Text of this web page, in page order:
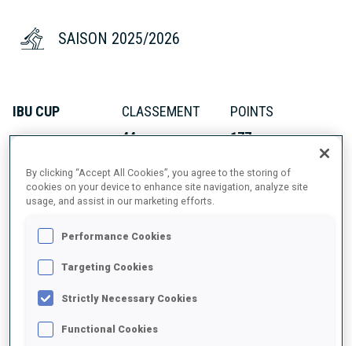
SAISON 2025/2026
IBU CUP
CLASSEMENT
44
POINTS
177
À PROPOS
DATE DE NAISSANCE
24 AVR. 1998
By clicking “Accept All Cookies”, you agree to the storing of
cookies on your device to enhance site navigation, analyze site
usage, and assist in our marketing efforts.
Performance Cookies
Targeting Cookies
Strictly Necessary Cookies
Functional Cookies